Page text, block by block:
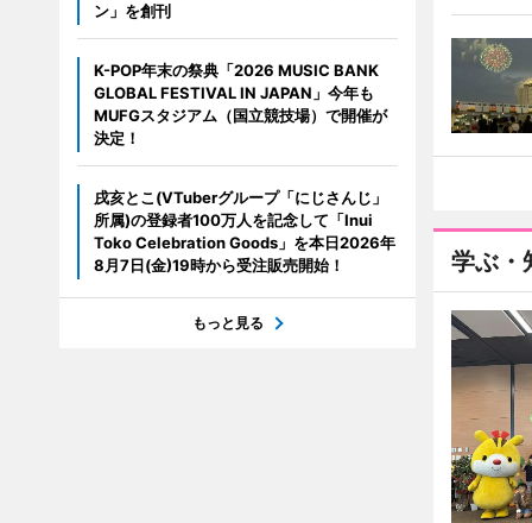
学ぶ・
ン」を創刊
K-POP年末の祭典「2026 MUSIC BANK
GLOBAL FESTIVAL IN JAPAN」今年も
MUFGスタジアム（国立競技場）で開催が
決定！
戌亥とこ(VTuberグループ「にじさんじ」
所属)の登録者100万人を記念して「Inui
Toko Celebration Goods」を本日2026年
8月7日(金)19時から受注販売開始！
もっと見る